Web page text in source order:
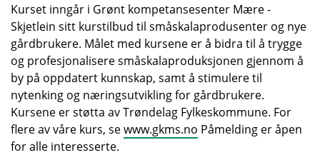
Kurset inngår i Grønt kompetansesenter Mære -
Skjetlein sitt kurstilbud til småskalaprodusenter og nye
gårdbrukere. Målet med kursene er å bidra til å trygge
og profesjonalisere småskalaproduksjonen gjennom å
by på oppdatert kunnskap, samt å stimulere til
nytenking og næringsutvikling for gårdbrukere.
Kursene er støtta av Trøndelag Fylkeskommune. For
flere av våre kurs, sewww.gkms.no Påmelding er åpen
for alle interesserte.